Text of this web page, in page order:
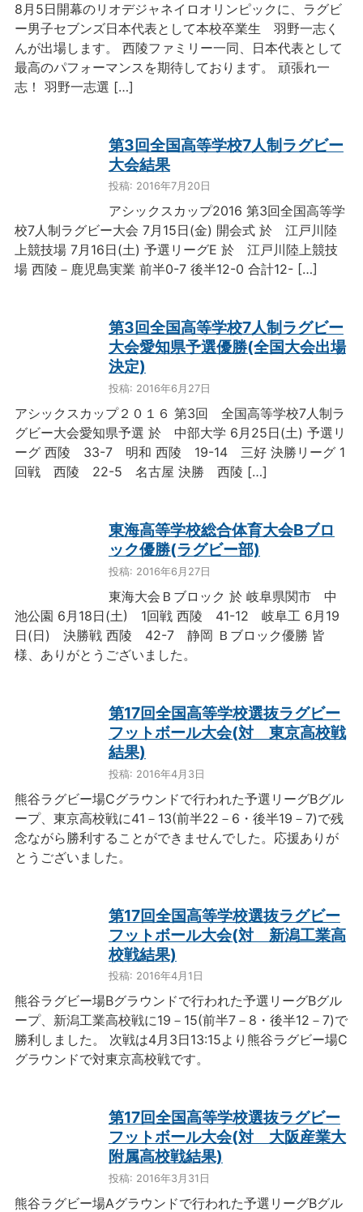
8月5日開幕のリオデジャネイロオリンピックに、ラグビ
ー男子セブンズ日本代表として本校卒業生 羽野一志く
んが出場します。 西陵ファミリー一同、日本代表として
最高のパフォーマンスを期待しております。 頑張れ一
志！ 羽野一志選 […]
第3回全国高等学校7人制ラグビー
大会結果
投稿: 2016年7月20日
アシックスカップ2016 第3回全国高等学
校7人制ラグビー大会 7月15日(金) 開会式 於 江戸川陸
上競技場 7月16日(土) 予選リーグE 於 江戸川陸上競技
場 西陵－鹿児島実業 前半0-7 後半12-0 合計12- […]
第3回全国高等学校7人制ラグビー
大会愛知県予選優勝(全国大会出場
決定)
投稿: 2016年6月27日
アシックスカップ２０１６ 第3回 全国高等学校7人制ラ
グビー大会愛知県予選 於 中部大学 6月25日(土) 予選リ
ーグ 西陵 33-7 明和 西陵 19-14 三好 決勝リーグ 1
回戦 西陵 22-5 名古屋 決勝 西陵 […]
東海高等学校総合体育大会Bブロ
ック優勝(ラグビー部)
投稿: 2016年6月27日
東海大会Ｂブロック 於 岐阜県関市 中
池公園 6月18日(土) 1回戦 西陵 41-12 岐阜工 6月19
日(日) 決勝戦 西陵 42-7 静岡 Ｂブロック優勝 皆
様、ありがとうございました。
第17回全国高等学校選抜ラグビー
フットボール大会(対 東京高校戦
結果)
投稿: 2016年4月3日
熊谷ラグビー場Cグラウンドで行われた予選リーグBグル
ープ、東京高校戦に41－13(前半22－6・後半19－7)で残
念ながら勝利することができませんでした。応援ありが
とうございました。
第17回全国高等学校選抜ラグビー
フットボール大会(対 新潟工業高
校戦結果)
投稿: 2016年4月1日
熊谷ラグビー場Bグラウンドで行われた予選リーグBグル
ープ、新潟工業高校戦に19－15(前半7－8・後半12－7)で
勝利しました。 次戦は4月3日13:15より熊谷ラグビー場C
グラウンドで対東京高校戦です。
第17回全国高等学校選抜ラグビー
フットボール大会(対 大阪産業大
附属高校戦結果)
投稿: 2016年3月31日
熊谷ラグビー場Aグラウンドで行われた予選リーグBグル